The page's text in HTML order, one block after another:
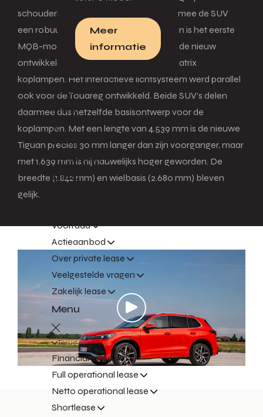
Meer
informatie
Leasen
Menu
Terug
Private lease
Menu
Voorraad
Actieaanbod
Over private lease
Veelgestelde vragen
Zakelijk lease
Menu
Terug
Financial lease
Full operational lease
Netto operational lease
Shortlease
schouderlijn boven de wielkasten, waarmee de SUV
een robuust statement maakt. De Tiguan is het eerste
MQB-model dat op de markt komt met de nieuw
ontwikkelde, optionele IQ.LIGHT HD-matrix
koplampen. Het interactieve lichtsysteem werd parallel
ook voor de Touareg ontwikkeld. Beide SUV’s delen
daarmee dus hetzelfde basisontwerp voor de
koplampen. Met een lengte van 4.539 mm is de nieuwe
Tiguan precies 30 mm langer dan zijn voorganger, maar
met 1.639 mm is hij nauwelijks hoger geworden. De
breedte (1.842 mm) en wielbasis (2.680 mm) bleven
gelijk.